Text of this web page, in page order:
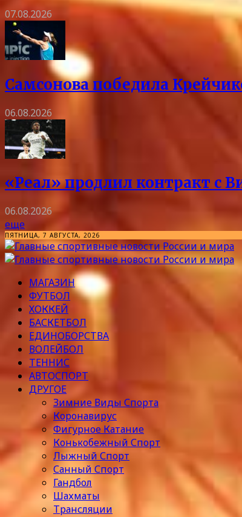
07.08.2026
Самсонова победила
06.08.2026
«Реал» продлил контракт с
06.08.2026
еще
ПЯТНИЦА, 7 АВГУСТА, 2026
МАГАЗИН
ФУТБОЛ
ХОККЕЙ
БАСКЕТБОЛ
ЕДИНОБОРСТВА
ВОЛЕЙБОЛ
ТЕННИС
АВТОСПОРТ
ДРУГОЕ
Зимние Виды Спорта
Коронавирус
Фигурное Катание
Конькобежный Спорт
Лыжный Спорт
Санный Спорт
Гандбол
Шахматы
Трансляции